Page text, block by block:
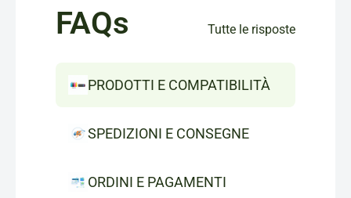
FAQs Tutte le risposte
PRODOTTI E COMPATIBILITÀ
SPEDIZIONI E CONSEGNE
ORDINI E PAGAMENTI